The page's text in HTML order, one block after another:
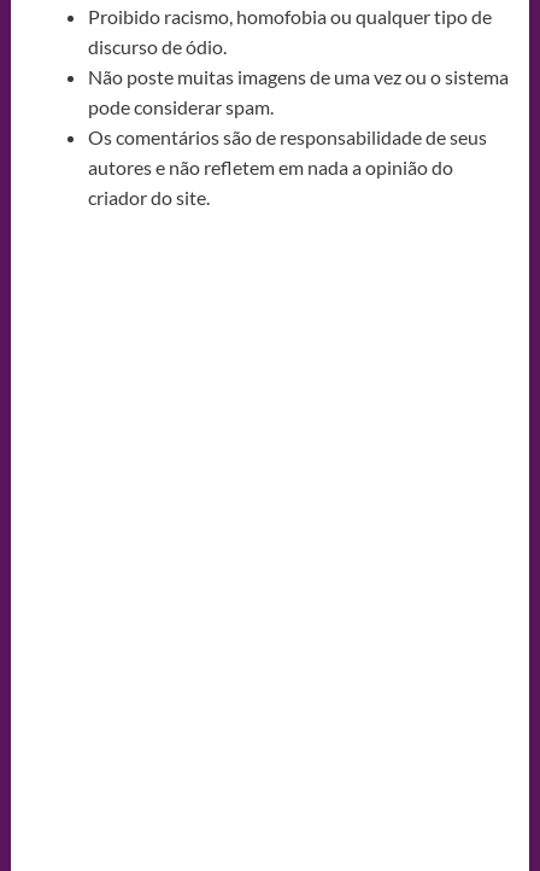
Proibido racismo, homofobia ou qualquer tipo de
discurso de ódio.
Não poste muitas imagens de uma vez ou o sistema
pode considerar spam.
Os comentários são de responsabilidade de seus
autores e não refletem em nada a opinião do
criador do site.